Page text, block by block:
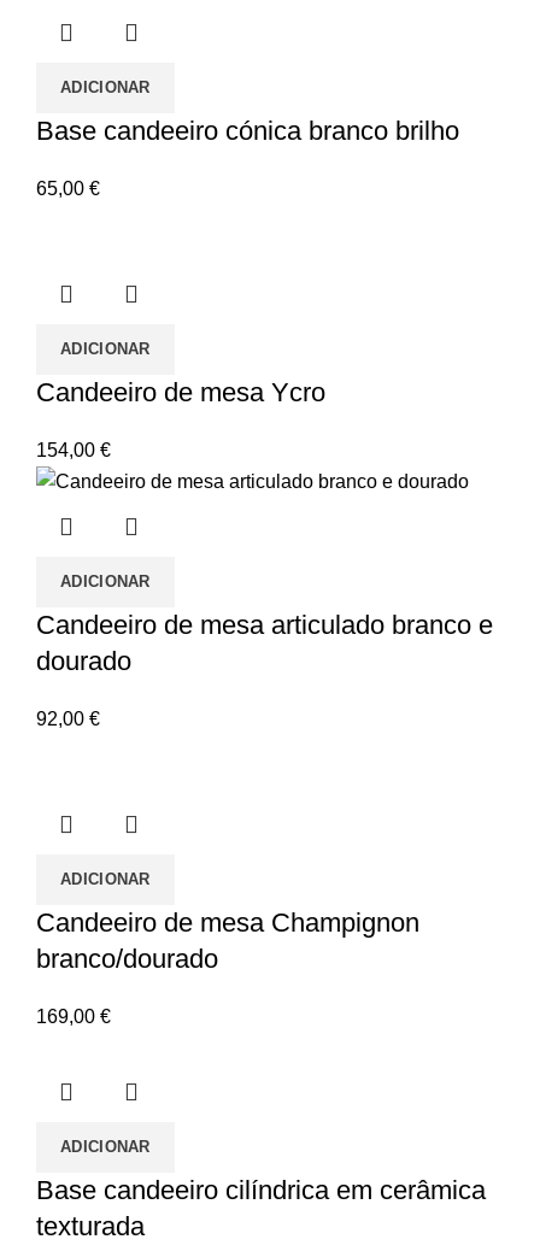
ADICIONAR
Base candeeiro cónica branco brilho
65,00 €
ADICIONAR
Candeeiro de mesa Ycro
154,00 €
ADICIONAR
Candeeiro de mesa articulado branco e
dourado
92,00 €
ADICIONAR
Candeeiro de mesa Champignon
branco/dourado
169,00 €
ADICIONAR
Base candeeiro cilíndrica em cerâmica
texturada